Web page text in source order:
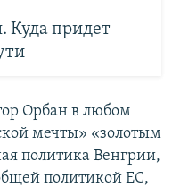
Куда придет
Орбан в любом
мечты» «золотым
политика Венгрии,
политикой ЕС,